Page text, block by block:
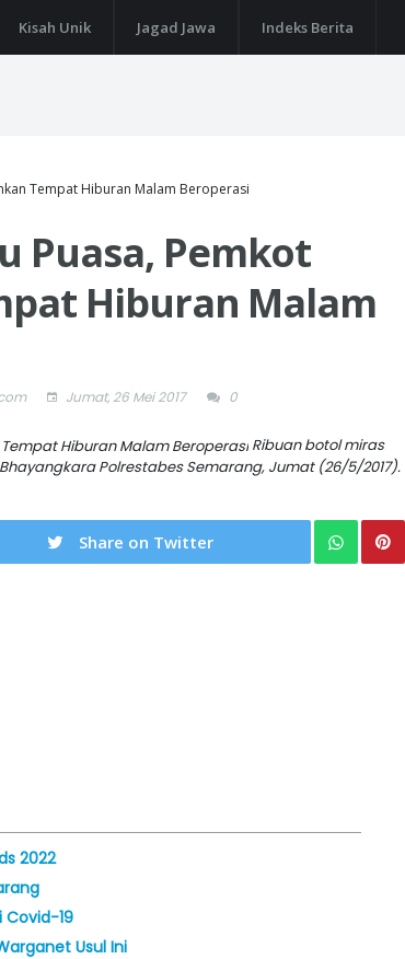
Kisah Unik Jagad Jawa Indeks Berita
Tempat Hiburan Malam Beroperasi
Puasa, Pemkot
Hiburan Malam
Jumat, 26 Mei 2017 0
Ribuan botol miras
Polrestabes Semarang, Jumat (26/5/2017).
Share on Twitter
2022
Covid-19
Usul Ini